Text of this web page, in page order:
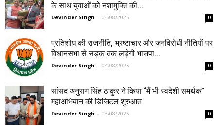
के साथ युवाओं को नशामुक्ति की...
Devinder Singh - 04/08/2026 0
प्रतिशोध की राजनीति, भ्रष्टाचार और जनविरोधी नीतियों पर
विधानसभा से सड़क तक लड़ेगी भाजपा...
Devinder Singh - 04/08/2026 0
सांसद अनुराग सिंह ठाकुर ने किया “मैं भी स्वदेशी समर्थक”
महाअभियान की डिजिटल शुरुआत
Devinder Singh - 03/08/2026 0